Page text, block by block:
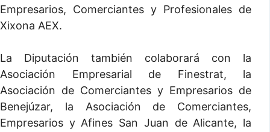
Empresarios, Comerciantes y Profesionales de
Xixona AEX.
La Diputación también colaborará con la
Asociación Empresarial de Finestrat, la
Asociación de Comerciantes y Empresarios de
Benejúzar, la Asociación de Comerciantes,
Empresarios y Afines San Juan de Alicante, la